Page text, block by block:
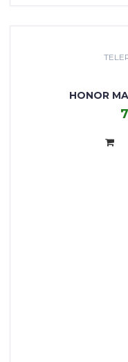
HONOR